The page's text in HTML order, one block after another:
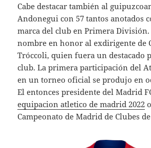
Cabe destacar también al
Andonegui con 57 tantos anotados
marca del club en Primera División.
nombre en honor al exdirigente de
Tróccoli, quien fuera un destacado
club. La primera participación del
en un torneo oficial se produjo en
El entonces presidente del Madrid
equipacion atletico de madrid 2022
Campeonato de Madrid de Clubes